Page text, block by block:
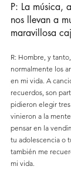
P: La música,
nos llevan a
maravillosa
R: Hombre, y
normalmente los
en mi vida. A
recuerdos, son
pidieron elegir
vinieron a la
pensar en la
tu adolescencia o
también me
mi vida.